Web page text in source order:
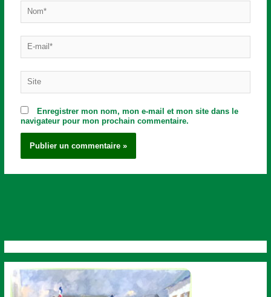
mail*
Enregistrer mon nom, mon e-mail et mon site dans le
navigateur pour mon prochain commentaire.